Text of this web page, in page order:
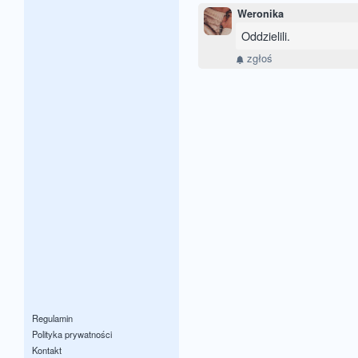
Regulamin
Polityka prywatności
Kontakt
Weronika
Oddzielili.
zgłoś